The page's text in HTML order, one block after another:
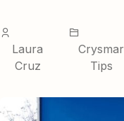
Laura
Cruz
Crysmar
Tips